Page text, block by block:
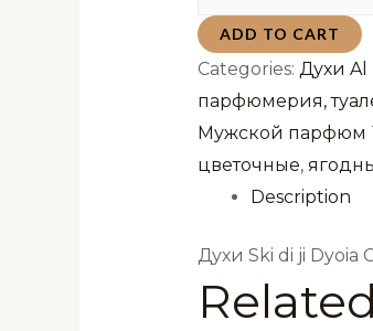
Ski
di
ji
Dyoia
Скай
Ди
Джоя
Rayan
13
ADD TO CART
Categories: Духи Al
парфюмерия,
Мужской парфюм
цветочные,
Description
Духи Ski di ji